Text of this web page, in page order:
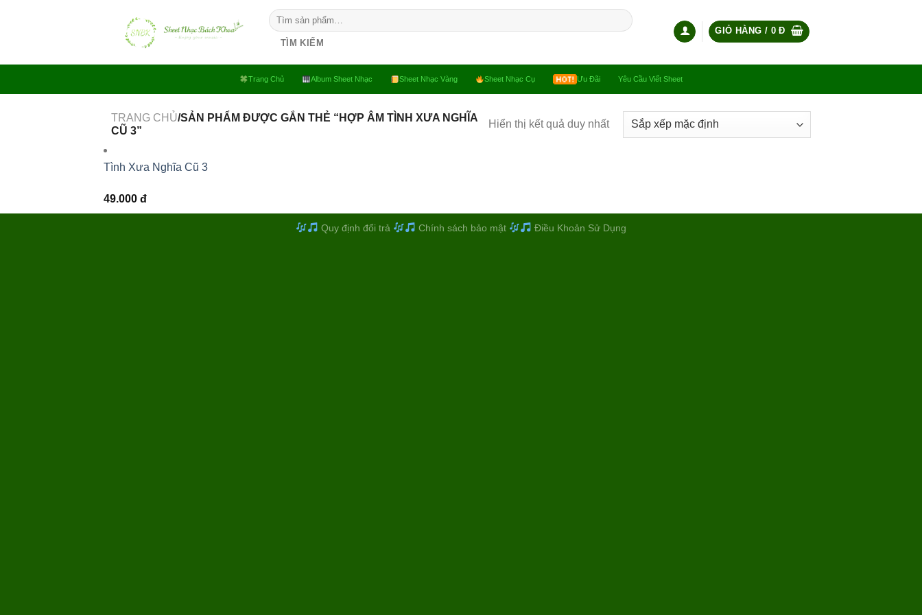
Tìm
kiếm:
TÌM KIẾM
GIỎ HÀNG / 0Đ
Trang Chủ Album Sheet Nhạc Sheet Nhạc Vàng Sheet Nhạc Cụ Ưu Đãi Yêu Cầu Viết Sheet
TRANG CHỦ/SẢN PHẨM ĐƯỢC GẮN THẺ “HỢP ÂM TÌNH XƯA NGHĨA
CŨ 3”
Hiển thị kết quả duy nhất
Tình Xưa Nghĩa Cũ 3
49.000 đ
Quy định đổi trả Chính sách bảo mật Điều Khoản Sử Dụng